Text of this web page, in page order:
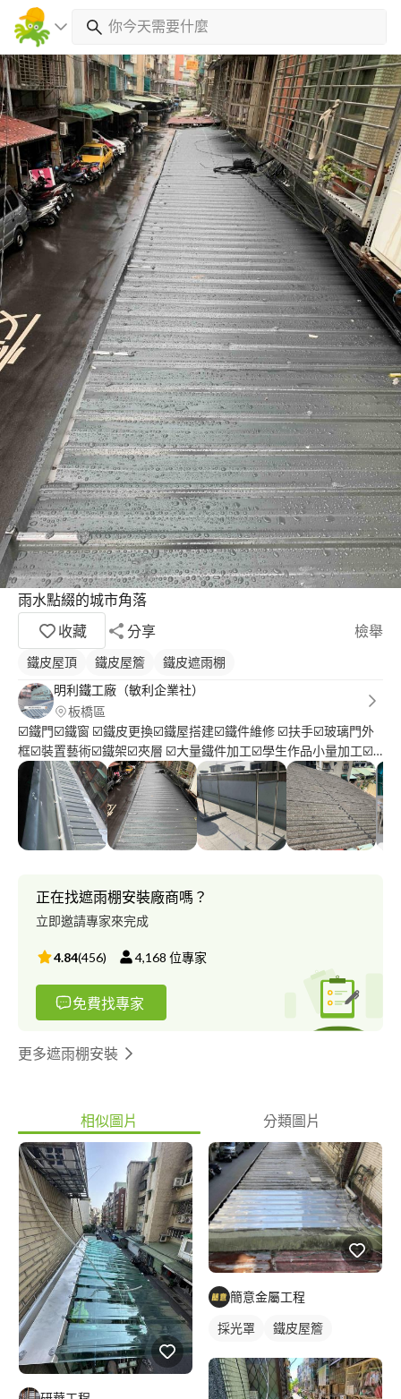
雨水點綴的城市角落
收藏
分享 檢舉
鐵皮屋頂 鐵皮屋簷
鐵皮遮雨棚
明利鐵工廠（敏利企業社）
板橋區
☑️鐵門☑️鐵窗 ☑️鐵皮更換☑️鐵屋搭建☑️鐵件維修 ☑️扶手☑️玻璃門外
框☑️裝置藝術☑️鐵架☑️夾層 ☑️大量鐵件加工☑️學生作品小量加工☑️
設計師配合 電焊?啞焊? ?關於鐵件無論大小件的案子都有接喲? 歡
迎洽詢板橋明利鐵工廠???
正在找遮雨棚安裝廠商嗎？
立即邀請專家來完成
4.84(456) 4,168 位專家
免費找專家
更多遮雨棚安裝
相似圖片 分類圖片
簡意金屬工程
採光罩 鐵皮屋簷